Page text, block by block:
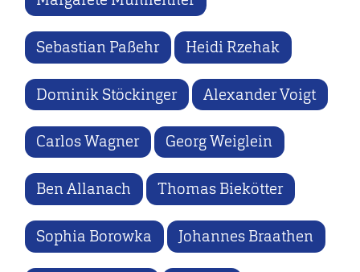
Sebastian Paßehr Heidi Rzehak
Dominik Stöckinger Alexander Voigt
Carlos Wagner Georg Weiglein
Ben Allanach Thomas Biekötter
Sophia Borowka Johannes Braathen